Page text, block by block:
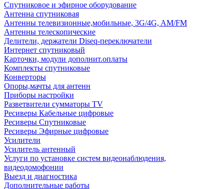
Спутниковое и эфирное оборудование
Антенна спутниковая
Антенны телевизионные,мобильные, 3G/4G, AM/FM
Антенны телескопические
Делители, держатели Diseq-переключатели
Интернет спутниковый
Карточки, модули дополнит.оплаты
Комплекты спутниковые
Конверторы
Опоры,мачты для антенн
Приборы настройки
Разветвители сумматоры TV
Ресиверы Кабельные цифровые
Ресиверы Спутниковые
Ресиверы Эфирные цифровые
Усилители
Усилитель антенный
Услуги по установке систем видеонаблюдения,
видеодомофонии
Выезд и диагностика
Дополнительные работы